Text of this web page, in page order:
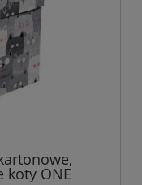
koty ONE